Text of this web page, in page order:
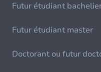
Futur étudiant
Futur étudiant master
Doctorant ou futur